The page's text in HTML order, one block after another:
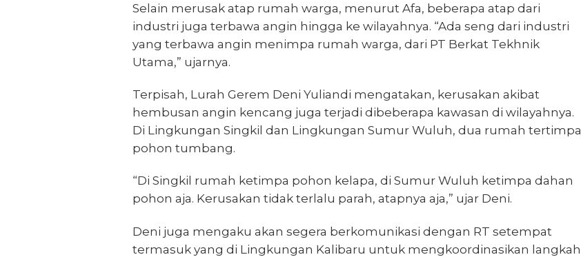
Selain merusak atap rumah warga, menurut Afa, beberapa atap dari
industri juga terbawa angin hingga ke wilayahnya. “Ada seng dari industri
yang terbawa angin menimpa rumah warga, dari PT Berkat Tekhnik
Utama,” ujarnya.
Terpisah, Lurah Gerem Deni Yuliandi mengatakan, kerusakan akibat
hembusan angin kencang juga terjadi dibeberapa kawasan di wilayahnya.
Di Lingkungan Singkil dan Lingkungan Sumur Wuluh, dua rumah tertimpa
pohon tumbang.
“Di Singkil rumah ketimpa pohon kelapa, di Sumur Wuluh ketimpa dahan
pohon aja. Kerusakan tidak terlalu parah, atapnya aja,” ujar Deni.
Deni juga mengaku akan segera berkomunikasi dengan RT setempat
termasuk yang di Lingkungan Kalibaru untuk mengkoordinasikan langkah